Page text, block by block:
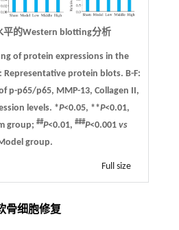
平的Western blotting分析
of protein expressions in the
: Representative protein blots. B-F:
p-p65/p65, MMP-13, Collagen II,
levels. *P<0.05, **P<0.01,
group; ##P<0.01, ###P<0.001 vs
group.
Full size
骨细胞修复